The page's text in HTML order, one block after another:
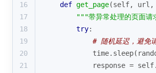
16
def get_page(self, url,
17
"""带异常处理的页面
18
try:
19
# 随机延迟，避免
20
21
response =